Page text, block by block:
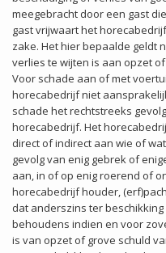
meegebracht door een gast
gast vrijwaart het
zake. Het hier bepaalde geldt
verlies te wijten is aan opzet
Voor schade aan of met
horecabedrijf niet
schade het rechtstreeks
horecabedrijf. Het
direct of indirect aan wie of
gevolg van enig gebrek of
aan, in of op enig roerend of
horecabedrijf houder,
dat anderszins ter
behoudens indien en voor
is van opzet of grove schuld